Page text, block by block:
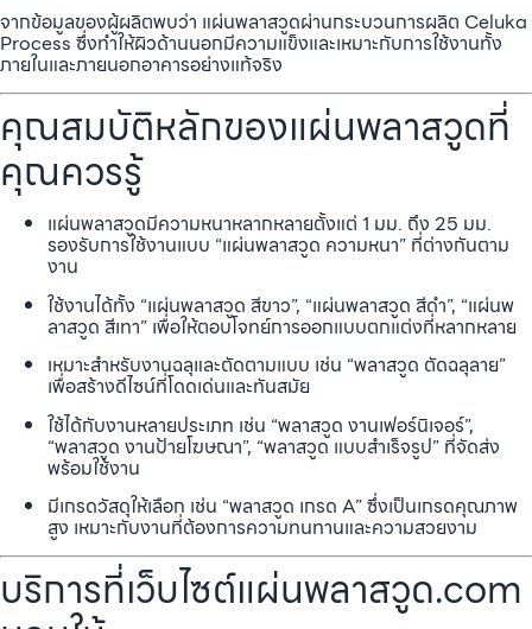
จากข้อมูลของผู้ผลิตพบว่า แผ่นพลาสวูดผ่านกระบวนการผลิต Celuka
Process ซึ่งทำให้ผิวด้านนอกมีความแข็งและเหมาะกับการใช้งานทั้ง
ภายในและภายนอกอาคารอย่างแท้จริง
คุณสมบัติหลักของแผ่นพลาสวูดที่
คุณควรรู้
แผ่นพลาสวูดมีความหนาหลากหลายตั้งแต่ 1 มม. ถึง 25 มม.
รองรับการใช้งานแบบ “แผ่นพลาสวูด ความหนา” ที่ต่างกันตาม
งาน
ใช้งานได้ทั้ง “แผ่นพลาสวูด สีขาว”, “แผ่นพลาสวูด สีดำ”, “แผ่นพ
ลาสวูด สีเทา” เพื่อให้ตอบโจทย์การออกแบบตกแต่งที่หลากหลาย
เหมาะสำหรับงานฉลุและตัดตามแบบ เช่น “พลาสวูด ตัดฉลุลาย”
เพื่อสร้างดีไซน์ที่โดดเด่นและทันสมัย
ใช้ได้กับงานหลายประเภท เช่น “พลาสวูด งานเฟอร์นิเจอร์”,
“พลาสวูด งานป้ายโฆษณา”, “พลาสวูด แบบสำเร็จรูป” ที่จัดส่ง
พร้อมใช้งาน
มีเกรดวัสดุให้เลือก เช่น “พลาสวูด เกรด A” ซึ่งเป็นเกรดคุณภาพ
สูง เหมาะกับงานที่ต้องการความทนทานและความสวยงาม
บริการที่เว็บไซต์แผ่นพลาสวูด.com